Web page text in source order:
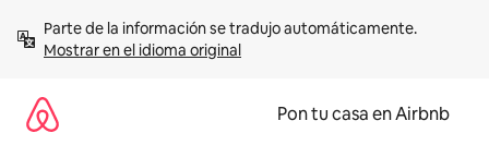
contenidoMostrar en el idioma original
Pon tu casa en Airbnb